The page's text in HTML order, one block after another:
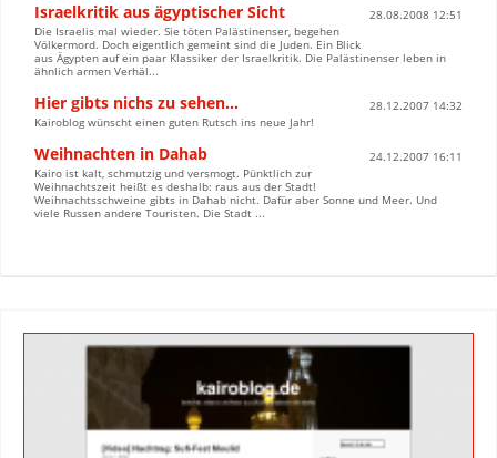
Israelkritik aus ägyptischer Sicht
28.08.2008 12:51
Die Israelis mal wieder. Sie töten Palästinenser, begehen
Völkermord. Doch eigentlich gemeint sind die Juden. Ein Blick
aus Ägypten auf ein paar Klassiker der Israelkritik. Die Palästinenser leben in
ähnlich armen Verhäl...
Hier gibts nichs zu sehen…
28.12.2007 14:32
Kairoblog wünscht einen guten Rutsch ins neue Jahr!
Weihnachten in Dahab
24.12.2007 16:11
Kairo ist kalt, schmutzig und versmogt. Pünktlich zur
Weihnachtszeit heißt es deshalb: raus aus der Stadt!
Weihnachtsschweine gibts in Dahab nicht. Dafür aber Sonne und Meer. Und
viele Russen andere Touristen. Die Stadt ...